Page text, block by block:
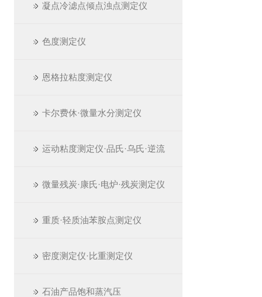
凝点冷滤点倾点浊点测定仪
色度测定仪
恩格拉粘度测定仪
卡尔费休·微量水分测定仪
运动粘度测定仪·品氏·乌氏·逆流
微量残炭·康氏·电炉·残炭测定仪
重质·轻质油苯胺点测定仪
密度测定仪·比重测定仪
石油产品饱和蒸汽压